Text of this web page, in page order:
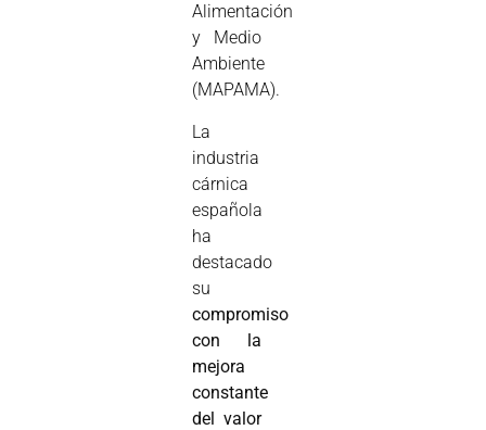
Alimentación
y Medio
Ambiente
(MAPAMA).
La
industria
cárnica
española
ha
destacado
su
compromiso
con la
mejora
constante
del valor